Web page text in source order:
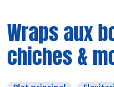
Wraps aux
chiches &